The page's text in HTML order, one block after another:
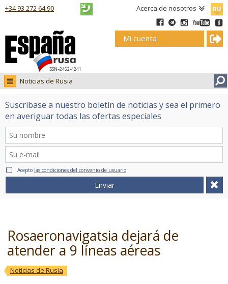
Acerca de nosotros
ISSN–2462-4241
+34 93 272 64 90
Mi cuenta
Noticias de Rusia
Noticias de Rusia
Fotos
Suscribase a nuestro boletín de noticias y sea el primero
en averiguar todas las ofertas especiales
Acepto las condiciones del convenio de usuario
Enviar
Rosaeronavigatsia dejará de
atender a 9 líneas aéreas
Noticias de Rusia